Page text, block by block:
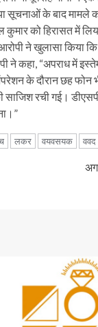
सूचनाओं के बाद मामले
को हिरासत में
ने खुलासा किया
कहा, “अपराध में
के दौरान छह फोन
साजिश रची गई।
लकर वयवसयक ववद